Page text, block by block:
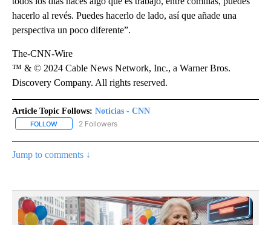
hacerlo al revés. Puedes hacerlo de lado, así que añade una
perspectiva un poco diferente”.
The-CNN-Wire
™ & © 2024 Cable News Network, Inc., a Warner Bros.
Discovery Company. All rights reserved.
Article Topic Follows: Noticias - CNN
FOLLOW FOLLOW "NOTICIAS - CNN" TO RECEIVE NOTIFICATIONS ABOUT
2 Followers
Jump to comments ↓